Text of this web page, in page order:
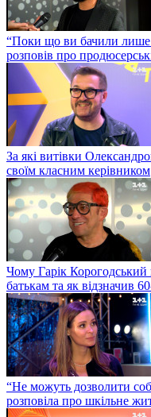
“Поки що ви бачили
розповів про
За які витівки
своїм класним керівником
Чому Гарік
батькам та як відзначив
“Не можуть дозволити
розповіла про шкільне